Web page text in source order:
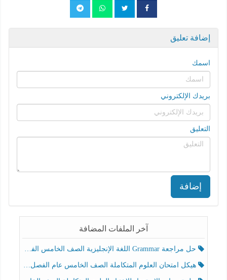
إضافة تعليق
اسمك
بريدك الإلكتروني
التعليق
إضافة
آخر الملفات المضافة
حل مراجعة Grammar اللغة الإنجليزية الصف الخامس الفصل الثالث
هيكل امتحان العلوم المتكاملة الصف الخامس عام الفصل الدراسي الثالث 2025-2026